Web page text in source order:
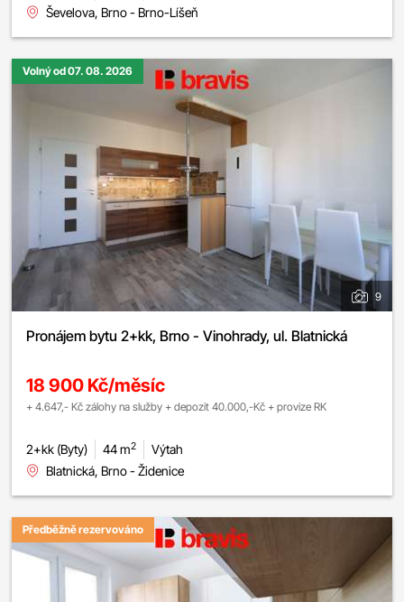
Ševelova, Brno - Brno-Líšeň
Volný od 07. 08. 2026
9
Pronájem bytu 2+kk, Brno - Vinohrady, ul. Blatnická
18 900 Kč/měsíc
+ 4.647,- Kč zálohy na služby + depozit 40.000,-Kč + provize RK
2+kk (Byty) 44 m2
Výtah
Blatnická, Brno - Židenice
Předběžně rezervováno